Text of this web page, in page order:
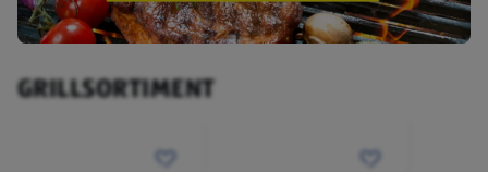
GRILLSORTIMENT